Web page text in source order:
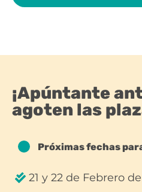
¡Apúntante
agoten las
Próximas fechas
21 y 22 de Febrero